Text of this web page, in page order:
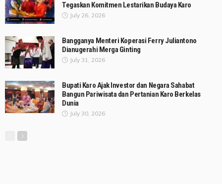
Tegaskan Komitmen Lestarikan Budaya Karo
July 26, 2026
Bangganya Menteri Koperasi Ferry Juliantono
Dianugerahi Merga Ginting
July 31, 2026
Bupati Karo Ajak Investor dan Negara Sahabat
Bangun Pariwisata dan Pertanian Karo Berkelas
Dunia
July 30, 2026